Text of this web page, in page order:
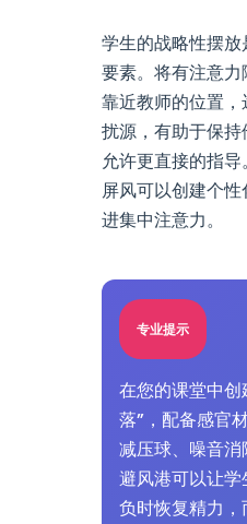
学生的战略性摆
要素。将有注意
靠近教师的位置
扰源，有助于保
允许更直接的指
屏风可以创建个
进集中注意力。
专业提示
在您的课堂中创
落”，配备感官
减压球、噪音
避风港可以让
负时恢复精力